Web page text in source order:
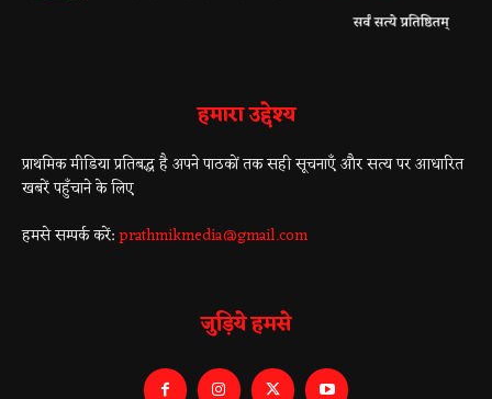
हमारा उद्देश्य
प्राथमिक मीडिया प्रतिबद्ध है अपने पाठकों तक सही सूचनाएँ और सत्य पर आधारित
खबरें पहुँचाने के लिए
हमसे सम्पर्क करें:prathmikmedia@gmail.com
जुड़िये हमसे